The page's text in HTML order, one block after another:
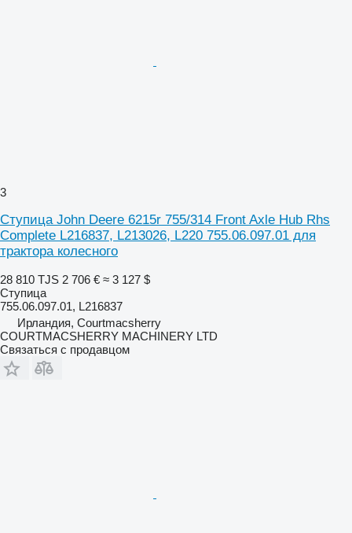
3
Ступица John Deere 6215r 755/314 Front Axle Hub Rhs
Complete L216837, L213026, L220 755.06.097.01 для
трактора колесного
28 810 TJS 2 706 € ≈ 3 127 $
Ступица
755.06.097.01, L216837
Ирландия, Courtmacsherry
COURTMACSHERRY MACHINERY LTD
Связаться с продавцом